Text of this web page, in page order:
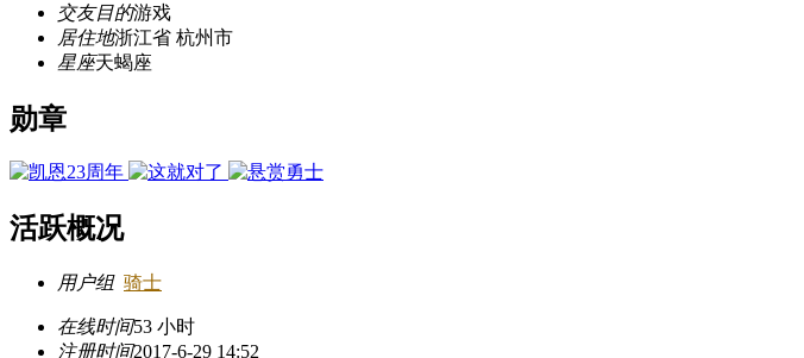
交友目的游戏
居住地浙江省 杭州市
星座天蝎座
勋章
活跃概况
用户组 骑士
在线时间53 小时
注册时间2017-6-29 14:52